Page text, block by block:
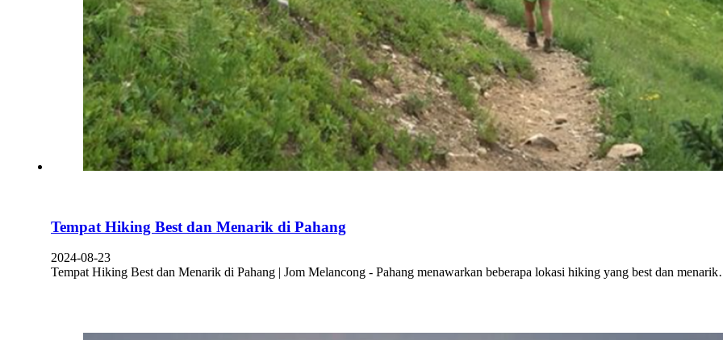
Tempat Hiking Best dan Menarik di Pahang
2024-08-23
Tempat Hiking Best dan Menarik di Pahang | Jom Melancong - Pahang menawarkan beberapa lokasi hiking yang best dan